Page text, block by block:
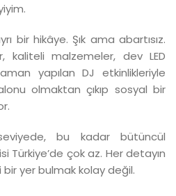
bir hikâye. Şık ama abartısız.
kaliteli malzemeler, dev LED
yapılan DJ etkinlikleriyle
olmaktan çıkıp sosyal bir
bu kadar bütüncül
Türkiye’de çok az. Her detayın
yer bulmak kolay değil.